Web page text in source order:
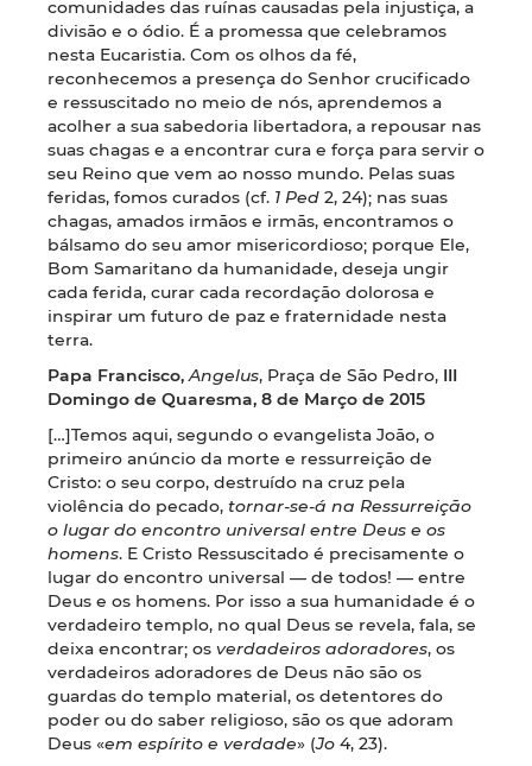
comunidades das ruínas causadas pela injustiça, a
divisão e o ódio. É a promessa que celebramos
nesta Eucaristia. Com os olhos da fé,
reconhecemos a presença do Senhor crucificado
e ressuscitado no meio de nós, aprendemos a
acolher a sua sabedoria libertadora, a repousar nas
suas chagas e a encontrar cura e força para servir o
seu Reino que vem ao nosso mundo. Pelas suas
feridas, fomos curados (cf. 1 Ped 2, 24); nas suas
chagas, amados irmãos e irmãs, encontramos o
bálsamo do seu amor misericordioso; porque Ele,
Bom Samaritano da humanidade, deseja ungir
cada ferida, curar cada recordação dolorosa e
inspirar um futuro de paz e fraternidade nesta
terra.
Papa Francisco,Angelus, Praça de São Pedro, III
Domingo de Quaresma, 8 de Março de 2015
[…]Temos aqui, segundo o evangelista João, o
primeiro anúncio da morte e ressurreição de
Cristo: o seu corpo, destruído na cruz pela
violência do pecado, tornar-se-á na Ressurreição
o lugar do encontro universal entre Deus e os
homens. E Cristo Ressuscitado é precisamente o
lugar do encontro universal — de todos! — entre
Deus e os homens. Por isso a sua humanidade é o
verdadeiro templo, no qual Deus se revela, fala, se
deixa encontrar; os verdadeiros adoradores, os
verdadeiros adoradores de Deus não são os
guardas do templo material, os detentores do
poder ou do saber religioso, são os que adoram
Deus «em espírito e verdade» (Jo 4, 23).